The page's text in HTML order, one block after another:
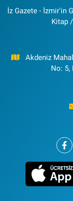
İz Gazete - İzmir'in
Kitap
Akdeniz
No: 5,